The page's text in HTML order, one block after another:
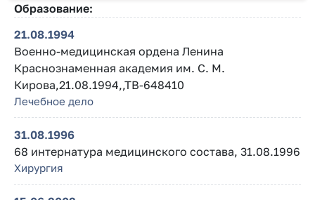
Образование:
21.08.1994
Военно-медицинская ордена Ленина
Краснознаменная академия им. С. М.
Кирова,21.08.1994,,ТВ-648410
Лечебное дело
31.08.1996
68 интернатура медицинского состава, 31.08.1996
Хирургия